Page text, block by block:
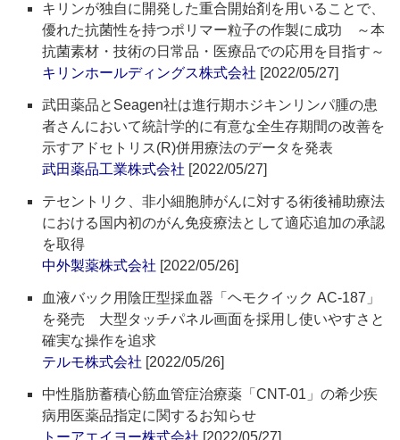
キリンが独自に開発した重合開始剤を用いることで、
優れた抗菌性を持つポリマー粒子の作製に成功 ～本
抗菌素材・技術の日常品・医療品での応用を目指す～
キリンホールディングス株式会社 [2022/05/27]
武田薬品とSeagen社は進行期ホジキンリンパ腫の患
者さんにおいて統計学的に有意な全生存期間の改善を
示すアドセトリス(R)併用療法のデータを発表
武田薬品工業株式会社 [2022/05/27]
テセントリク、非小細胞肺がんに対する術後補助療法
における国内初のがん免疫療法として適応追加の承認
を取得
中外製薬株式会社 [2022/05/26]
血液バック用陰圧型採血器「ヘモクイック AC-187」
を発売 大型タッチパネル画面を採用し使いやすさと
確実な操作を追求
テルモ株式会社 [2022/05/26]
中性脂肪蓄積心筋血管症治療薬「CNT-01」の希少疾
病用医薬品指定に関するお知らせ